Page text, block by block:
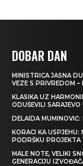
DOBAR DAN
MINISTRICA JASNA
VEZE S PRIVREDOM –
KLASIKA UZ
ODUŠEVILI
DELAIDA
KORACI KA
PODRŠKU PROJEKTA
MALE NOTE, VELIKI
GENERACIJU